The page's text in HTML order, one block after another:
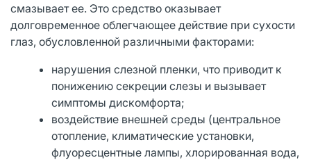
смазывает ее. Это средство оказывает
долговременное облегчающее действие при сухости
глаз, обусловленной различными факторами:
нарушения слезной пленки, что приводит к
понижению секреции слезы и вызывает
симптомы дискомфорта;
воздействие внешней среды (центральное
отопление, климатические установки,
флуоресцентные лампы, хлорированная вода,